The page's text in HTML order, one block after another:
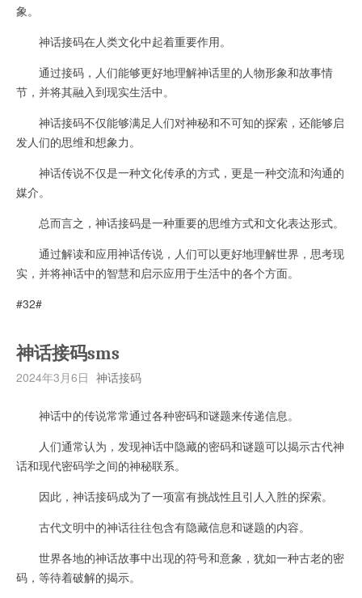
象。
神话接码在人类文化中起着重要作用。
通过接码，人们能够更好地理解神话里的人物形象和故事情
节，并将其融入到现实生活中。
神话接码不仅能够满足人们对神秘和不可知的探索，还能够启
发人们的思维和想象力。
神话传说不仅是一种文化传承的方式，更是一种交流和沟通的
媒介。
总而言之，神话接码是一种重要的思维方式和文化表达形式。
通过解读和应用神话传说，人们可以更好地理解世界，思考现
实，并将神话中的智慧和启示应用于生活中的各个方面。
#32#
神话接码sms
2024年3月6日 神话接码
神话中的传说常常通过各种密码和谜题来传递信息。
人们通常认为，发现神话中隐藏的密码和谜题可以揭示古代神
话和现代密码学之间的神秘联系。
因此，神话接码成为了一项富有挑战性且引人入胜的探索。
古代文明中的神话往往包含有隐藏信息和谜题的内容。
世界各地的神话故事中出现的符号和意象，犹如一种古老的密
码，等待着破解的揭示。